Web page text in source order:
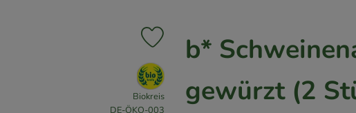
b*
gewürzt (2
Produkt zu Favouriten hinzufügen
, Verband:
Biokreis
, Kontrollstelle: